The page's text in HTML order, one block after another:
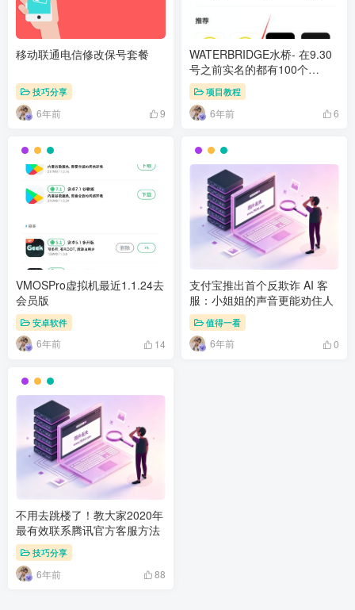
移动联通电信修改保号套餐
技巧分享
6年前 9
WATERBRIDGE水桥- 在9.30
号之前实名的都有100个
W100,目前一币2块,附变现教
程 项目教程
6年前 6
VMOSPro虚拟机最近1.1.24去
会员版
安卓软件
6年前 14
支付宝推出首个反欺诈 AI 客
服：小姐姐的声音更能劝住人
值得一看
6年前 0
不用去跳楼了！教大家2020年
最有效联系腾讯官方客服方法
技巧分享
6年前 88